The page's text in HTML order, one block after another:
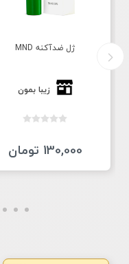
ژل ضدآکنه MND
زیبا بمون
130,000 تومان